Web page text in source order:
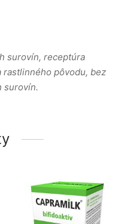
surovín, receptúra
pôvodu, bez
surovín.